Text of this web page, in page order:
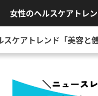
女性のヘルスケアトレ
スケアトレンド「美容と